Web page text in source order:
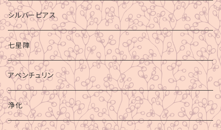
シルバーピアス
七星陣
アベンチュリン
浄化